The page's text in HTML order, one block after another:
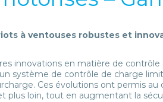
à ventouses robustes et
innovations en matière de
système de contrôle de charge
Ces évolutions ont permis
plus loin, tout en augmentant la